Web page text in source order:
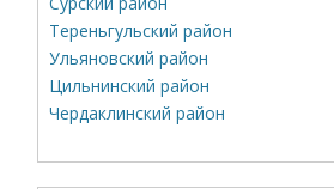
Тереньгульский район
Ульяновский район
Цильнинский район
Чердаклинский район